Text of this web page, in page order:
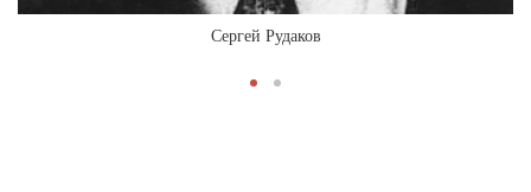
Сергей Рудаков